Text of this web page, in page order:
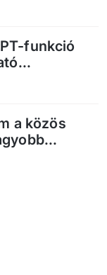
funkció
a közös